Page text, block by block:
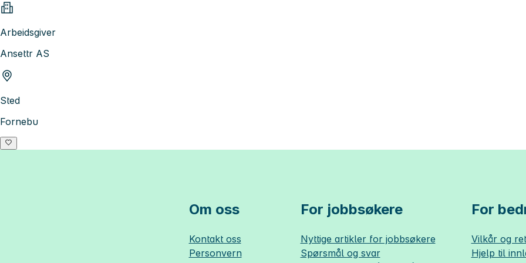
Arbeidsgiver
Ansettr AS
Sted
Fornebu
Om oss
Kontakt oss
Personvern
For jobbsøkere
Nyttige artikler for jobbsøkere
Spørsmål og svar
For
Vilkår og
Hjelp til